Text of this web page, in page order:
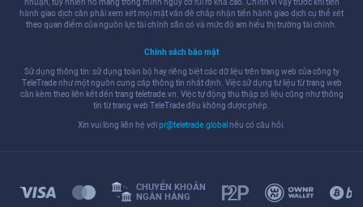
nhuận, tuy nhiên nó mang trong mình nguy cơ rủi ro khá cao. Chính vì vậy trước khi tiến
hành giao dịch cần phải xem xét mọi mặt vấn đề chấp nhận tiến hành giao dịch cụ thể xét
theo quan điểm của nguồn lực tài chính sẵn có và mức độ am hiểu thị trường tài chính.
Chính sách bảo mật
Sử dụng thông tin: sử dụng toàn bộ hay riêng biệt các dữ liệu trên trang web của công ty
TeleTrade như một nguồn cung cấp thông tin nhất định. Việc sử dụng tư liệu từ trang web
cần kèm theo liên kết đến trang teletrade.vn. Việc tự động thu thập số liệu cũng như thông
tin từ trang web TeleTrade đều không được phép.
Xin vui lòng liên hệ vớipr@teletrade.global nếu có câu hỏi.
CHUYỂN KHOẢN
NGÂN HÀNG